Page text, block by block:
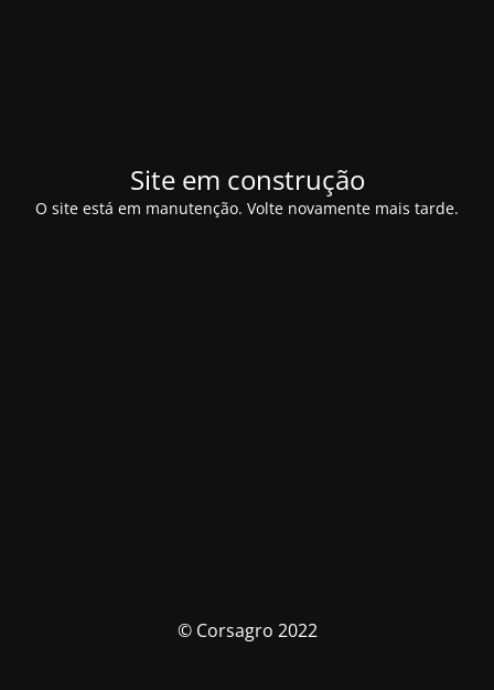
Site em construção
O site está em manutenção. Volte novamente mais tarde.
© Corsagro 2022